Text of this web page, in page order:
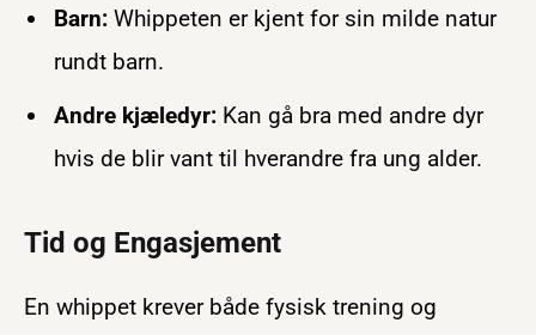
Barn: Whippeten er kjent for sin milde natur
rundt barn.
Andre kjæledyr: Kan gå bra med andre dyr
hvis de blir vant til hverandre fra ung alder.
Tid og Engasjement
En whippet krever både fysisk trening og